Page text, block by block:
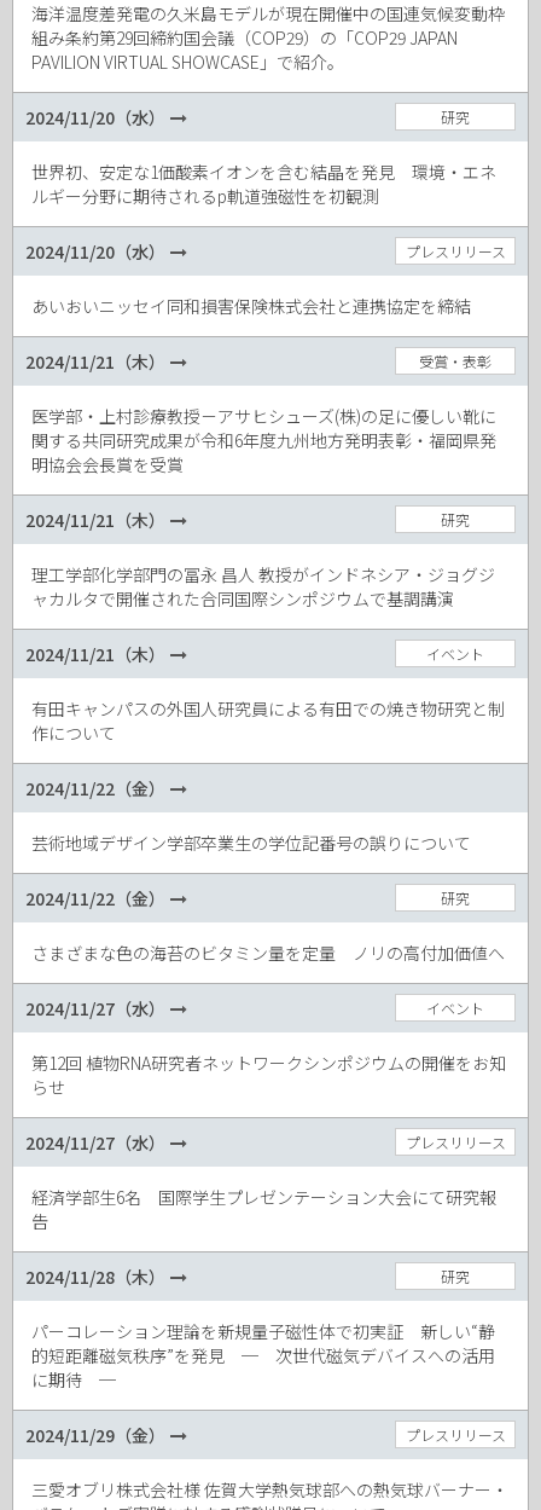
海洋温度差発電の久米島モデルが現在開催中の国連気候変動枠
組み条約第29回締約国会議（COP29）の「COP29 JAPAN
PAVILION VIRTUAL SHOWCASE」で紹介。
2024/11/20（水）
世界初、安定な1価酸素イオンを含む結晶を発見 環境・エネ
ルギー分野に期待されるp軌道強磁性を初観測
研究
2024/11/20（水）
あいおいニッセイ同和損害保険株式会社と連携協定を締結
プレスリリース
2024/11/21（木）
医学部・上村診療教授－アサヒシューズ(株)の足に優しい靴に
関する共同研究成果が令和6年度九州地方発明表彰・福岡県発
明協会会長賞を受賞
受賞・表彰
2024/11/21（木）
理工学部化学部門の冨永 昌人 教授がインドネシア・ジョグジ
ャカルタで開催された合同国際シンポジウムで基調講演
研究
2024/11/21（木）
有田キャンパスの外国人研究員による有田での焼き物研究と制
作について
イベント
2024/11/22（金）
芸術地域デザイン学部卒業生の学位記番号の誤りについて
2024/11/22（金）
さまざまな色の海苔のビタミン量を定量 ノリの高付加価値へ
研究
2024/11/27（水）
第12回 植物RNA研究者ネットワークシンポジウムの開催をお知
らせ
イベント
2024/11/27（水）
経済学部生6名 国際学生プレゼンテーション大会にて研究報
告
プレスリリース
2024/11/28（木）
パーコレーション理論を新規量子磁性体で初実証 新しい“静
的短距離磁気秩序”を発見 ─ 次世代磁気デバイスへの活用
に期待 ─
研究
2024/11/29（金）
三愛オブリ株式会社様 佐賀大学熱気球部への熱気球バーナー・
プレスリリース